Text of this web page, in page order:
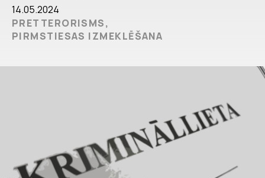
14.05.2024
PRETTERORISMS,
PIRMSTIESAS IZMEKLĒŠANA